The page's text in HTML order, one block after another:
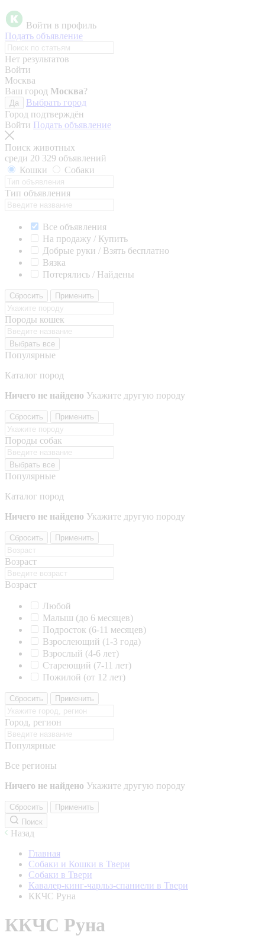
Войти в профиль
Подать объявление
Нет результатов
Войти
Москва
Ваш город Москва?
Да
Выбрать город
Город подтверждён
Войти Подать объявление
Поиск животных
среди 20 329 объявлений
Кошки
Собаки
Тип объявления
Все объявления
На продажу / Купить
Добрые руки / Взять бесплатно
Вязка
Потерялись / Найдены
Сбросить Применить
Породы кошек
Выбрать все
Популярные
Каталог пород
Ничего не найдено Укажите другую породу
Сбросить Применить
Породы собак
Выбрать все
Популярные
Каталог пород
Ничего не найдено Укажите другую породу
Сбросить Применить
Возраст
Возраст
Любой
Малыш (до 6 месяцев)
Подросток (6-11 месяцев)
Взрослеющий (1-3 года)
Взрослый (4-6 лет)
Стареющий (7-11 лет)
Пожилой (от 12 лет)
Сбросить Применить
Город, регион
Популярные
Все регионы
Ничего не найдено Укажите другую породу
Сбросить
Применить
Поиск
Назад
Главная
Собаки и Кошки в Твери
Собаки в Твери
Кавалер-кинг-чарльз-спаниели в Твери
ККЧС Руна
ККЧС Руна